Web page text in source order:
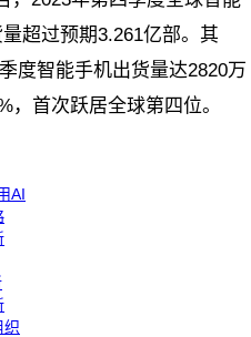
AI
织
超过预期3.261亿部。其
度智能手机出货量达2820万
首次跃居全球第四位。